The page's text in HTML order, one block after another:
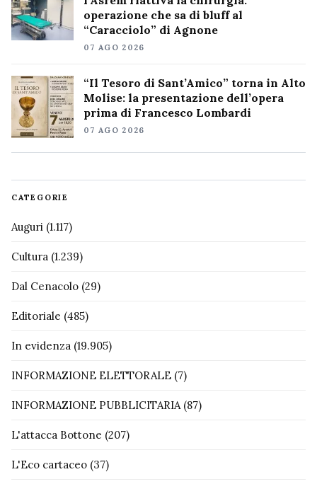
operazione che sa di bluff al
“Caracciolo” di Agnone
07 AGO 2026
“Il Tesoro di Sant’Amico” torna in Alto
Molise: la presentazione dell’opera
prima di Francesco Lombardi
07 AGO 2026
CATEGORIE
Auguri (1.117)
Cultura (1.239)
Dal Cenacolo (29)
Editoriale (485)
In evidenza (19.905)
INFORMAZIONE ELETTORALE (7)
INFORMAZIONE PUBBLICITARIA(87)
L'attacca Bottone (207)
L'Eco cartaceo (37)